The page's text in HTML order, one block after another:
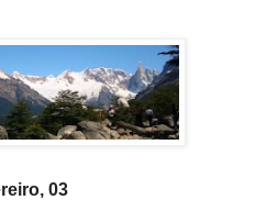
03